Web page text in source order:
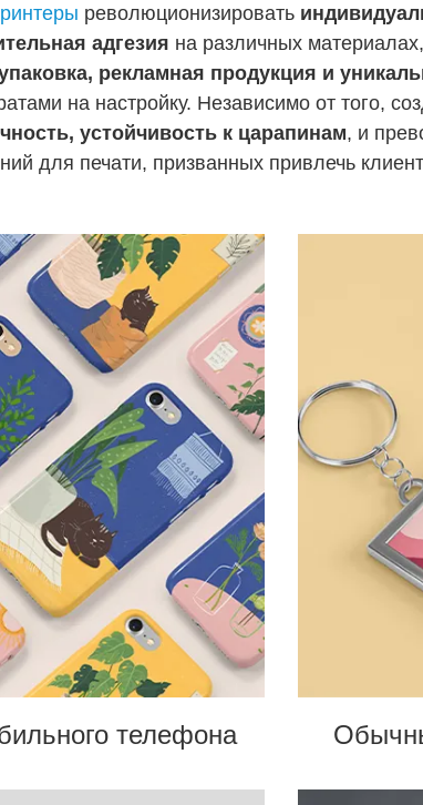
революционизировать
адгезия на различных
рекламная продукция и
на настройку. Независимо от того,
устойчивость к царапинам, и
для печати, призванных привлечь
телефона